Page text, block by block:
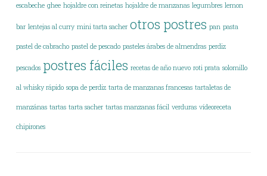
escabeche ghee hojaldre con reinetas hojaldre de manzanas legumbres lemon
bar lentejas al curry mini tarta sacher otros postres pan pasta
pastel de cabracho pastel de pescado pasteles árabes de almendras perdiz
pescados postres fáciles recetas de año nuevo roti prata solomillo
al whisky rápido sopa de perdiz tarta de manzanas francesas tartaletas de
manzánas tartas tarta sacher tartas manzanas fácil verduras vídeoreceta
chipirones